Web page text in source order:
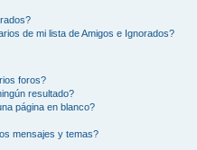
de mi lista de Amigos e Ignorados?
foros?
resultado?
página en blanco?
mensajes y temas?